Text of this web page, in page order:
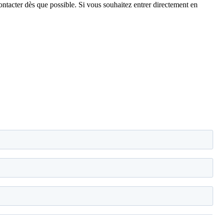
dès que possible. Si vous souhaitez entrer directement en